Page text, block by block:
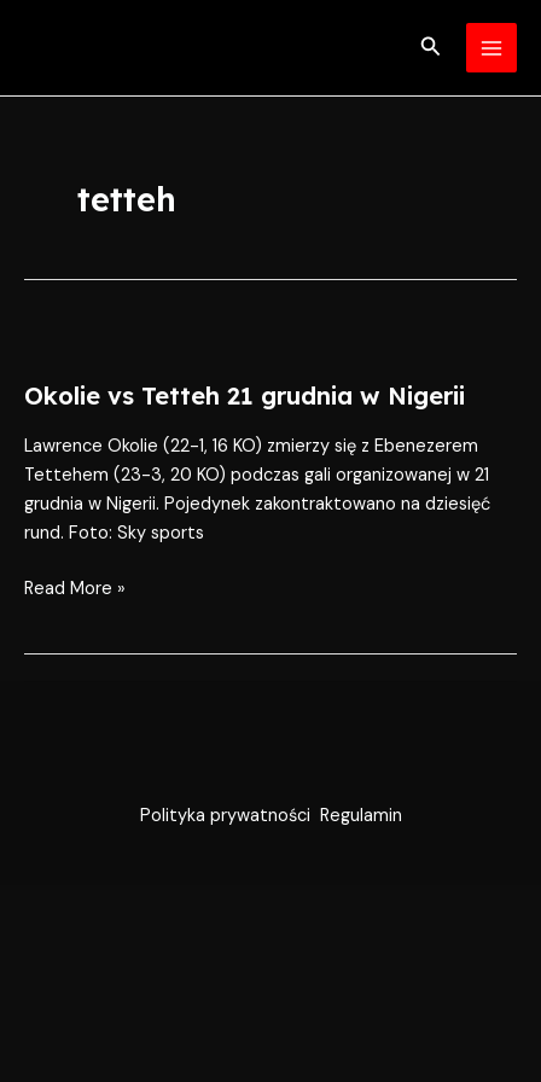
Search
tetteh
Okolie vs Tetteh 21 grudnia w Nigerii
Lawrence Okolie (22-1, 16 KO) zmierzy się z Ebenezerem
Tettehem (23-3, 20 KO) podczas gali organizowanej w 21
grudnia w Nigerii. Pojedynek zakontraktowano na dziesięć
rund. Foto: Sky sports
Tetteh
grudnia
w
Nigerii
Read More »
Polityka prywatności Regulamin